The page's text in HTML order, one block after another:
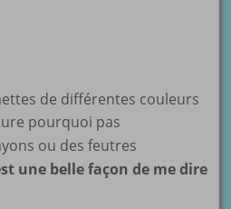
de différentes couleurs
pourquoi pas
ou des feutres
une belle façon de me dire